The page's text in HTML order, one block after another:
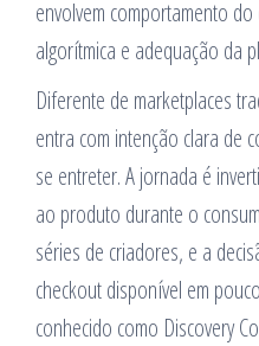
envolvem comportamento
algorítmica e adequação da
Diferente de marketplaces
entra com intenção clara de
se entreter. A jornada é
ao produto durante o
séries de criadores, e a
checkout disponível em
conhecido como Discovery